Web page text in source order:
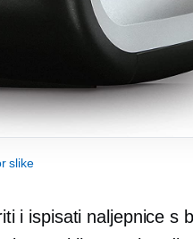
slike
i ispisati naljepnice s